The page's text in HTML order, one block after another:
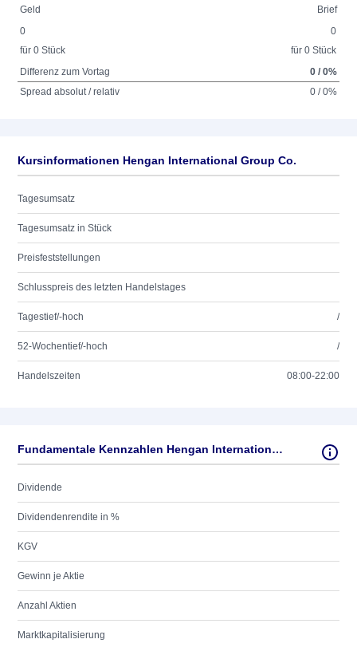
Geld
Brief
0
für 0 Stück
0
für 0 Stück
Differenz zum Vortag
0 / 0%
Spread absolut / relativ
0 / 0%
Kursinformationen Hengan International Group Co.
Tagesumsatz
Tagesumsatz in Stück
Preisfeststellungen
Schlusspreis des letzten Handelstages
Tagestief/-hoch /
52-Wochentief/-hoch /
Handelszeiten 08:00-22:00
Fundamentale Kennzahlen Hengan International Group Co.
Dividende
Dividendenrendite in %
KGV
Gewinn je Aktie
Anzahl Aktien
Marktkapitalisierung